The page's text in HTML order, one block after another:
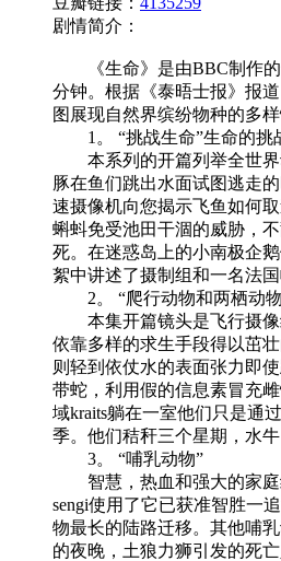
剧情简介：
《生命》是由BBC制作的
分钟。根据《泰晤士报》报
图展现自然界缤纷物种的多
1。 “挑战生命”生命的挑
本系列的开篇列举全世界
豚在鱼们跳出水面试图逃走
速摄像机向您揭示飞鱼如何
蝌蚪免受池田干涸的威胁，
死。在迷惑岛上的小南极企
絮中讲述了摄制组和一名法
2。 “爬行动物和两栖动
本集开篇镜头是飞行摄像
依靠多样的求生手段得以茁
则轻到依仗水的表面张力即
带蛇，利用假的信息素冒充
域kraits躺在一室他们只是通
季。他们秸秆三个星期，水
3。 “哺乳动物”
智慧，热血和强大的家庭
sengi使用了它已获准智胜一
物最长的陆路迁移。其他哺
的夜晚，土狼力狮引发的死